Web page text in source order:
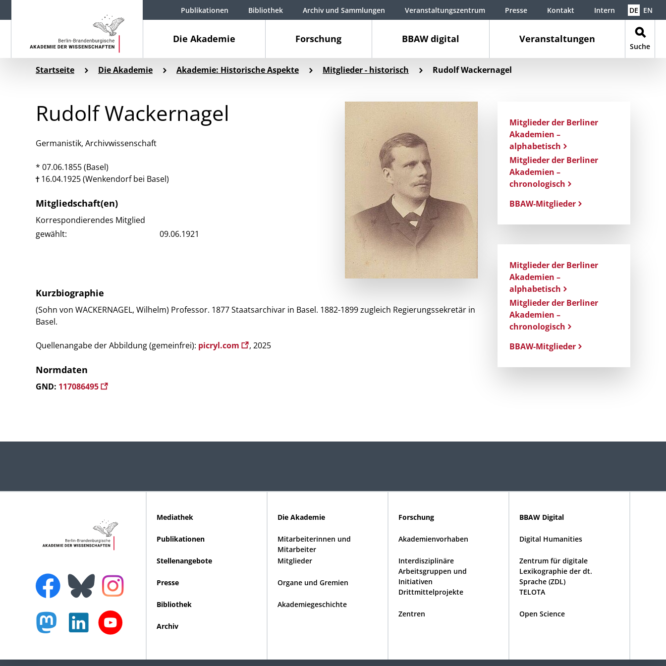
Die Akademie Forschung BBAW digital Veranstaltungen
Suche
Publikationen Bibliothek Archiv und Sammlungen Veranstaltungszentrum Presse Kontakt Intern DE EN
Startseite Die Akademie Akademie: Historische Aspekte Mitglieder - historisch Rudolf Wackernagel
Rudolf Wackernagel
Germanistik, Archivwissenschaft
* 07.06.1855 (Basel)
16.04.1925 (Wenkendorf bei Basel)
Mitgliedschaft(en)
Korrespondierendes Mitglied
gewählt:
09.06.1921
Kurzbiographie
(Sohn von WACKERNAGEL, Wilhelm) Professor. 1877 Staatsarchivar in Basel. 1882-1899 zugleich Regierungssekretär in
Basel.
Quellenangabe der Abbildung (gemeinfrei): picryl.com , 2025
Normdaten
GND: 117086495
Mitglieder der Berliner
Akademien –
alphabetisch
Mitglieder der Berliner
Akademien –
chronologisch
BBAW-Mitglieder
Mitglieder der Berliner
Akademien –
alphabetisch
Mitglieder der Berliner
Akademien –
chronologisch
BBAW-Mitglieder
Mediathek
Publikationen
Stellenangebote
Presse
Bibliothek
Archiv
Die Akademie
Mitarbeiterinnen und
Mitarbeiter
Mitglieder
Organe und Gremien
Akademiegeschichte
Forschung
Akademienvorhaben
Interdisziplinäre
Arbeitsgruppen und
Initiativen
Drittmittelprojekte
Zentren
BBAW Digital
Digital Humanities
Zentrum für digitale
Lexikographie der dt.
Sprache (ZDL)
TELOTA
Open Science